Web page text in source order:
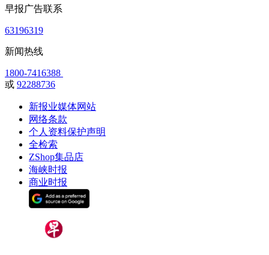
早报广告联系
63196319
新闻热线
1800-7416388
或 92288736
新报业媒体网站
网络条款
个人资料保护声明
全检索
ZShop集品店
海峡时报
商业时报